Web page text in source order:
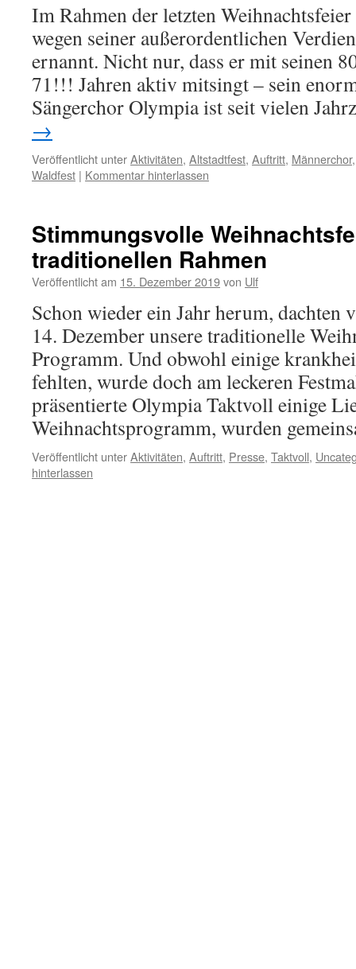
Im Rahmen der letzten
wegen seiner außerordentlichen
ernannt. Nicht nur, dass er mit seinen
71!!! Jahren aktiv mitsingt – sein
Sängerchor Olympia ist seit vielen
→
Veröffentlicht unterAktivitäten, Altstadtfest, Auftritt, Männerchor
Waldfest | Kommentar hinterlassen
Stimmungsvolle
traditionellen Rahmen
Veröffentlicht am 15. Dezember 2019von Ulf
Schon wieder ein Jahr herum, dachten
14. Dezember unsere traditionelle
Programm. Und obwohl einige
fehlten, wurde doch am leckeren
präsentierte Olympia Taktvoll einige
Weihnachtsprogramm, wurden
Veröffentlicht unterAktivitäten, Auftritt, Presse, Taktvoll,
hinterlassen